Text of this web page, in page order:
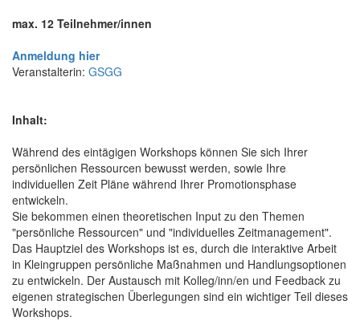
max. 12 Teilnehmer/innen
Anmeldung hier
Veranstalterin: GSGG
Inhalt:
Während des eintägigen Workshops können Sie sich Ihrer
persönlichen Ressourcen bewusst werden, sowie Ihre
individuellen Zeit Pläne während Ihrer Promotionsphase
entwickeln.
Sie bekommen einen theoretischen Input zu den Themen
"persönliche Ressourcen" und "individuelles Zeitmanagement".
Das Hauptziel des Workshops ist es, durch die interaktive Arbeit
in Kleingruppen persönliche Maßnahmen und Handlungsoptionen
zu entwickeln. Der Austausch mit Kolleg/inn/en und Feedback zu
eigenen strategischen Überlegungen sind ein wichtiger Teil dieses
Workshops.